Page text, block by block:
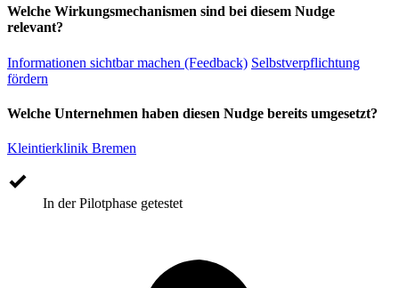
Welche Wirkungsmechanismen sind bei diesem Nudge
relevant?
Informationen sichtbar machen (Feedback) Selbstverpflichtung
fördern
Welche Unternehmen haben diesen Nudge bereits umgesetzt?
Kleintierklinik Bremen
In der Pilotphase getestet